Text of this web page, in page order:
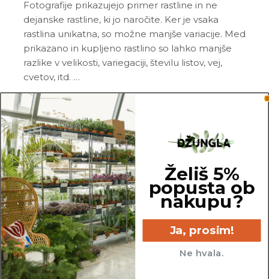
Fotografije prikazujejo primer rastline in ne
dejanske rastline, ki jo naročite. Ker je vsaka
rastlina unikatna, so možne manjše variacije. Med
prikazano in kupljeno rastlino so lahko manjše
razlike v velikosti, variegaciji, številu listov, vej,
cvetov, itd. …
Pred pošiljanjem vse rastline skrbno
pregledamo in zagotovimo, da gredo na pot
zdrave in čim bolj podobne izdelku na fotografiji.
Vse rastline so primarno v plastičnih sadilnih
lončkih. Okrasni lonec ni vključen v ceno.
8 cm 6.5 cm
Želiš 5%
popusta ob
nakupu?
Ja, prosim!
Ne hvala.